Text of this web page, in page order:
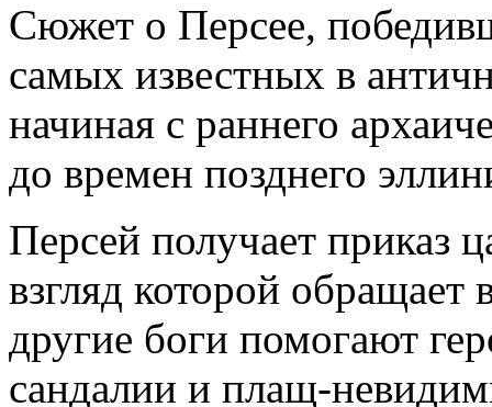
Сюжет о Персее,
самых известных в
начиная с раннего
до времен позднего
Персей получает приказ
взгляд которой
другие боги помогают
сандалии и плащ-